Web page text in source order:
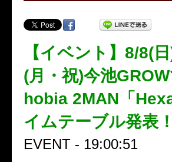
【イベント】8/8(
(月・祝)今池
hobia 2MAN「
イムテーブル発表！
EVENT - 19:00:51